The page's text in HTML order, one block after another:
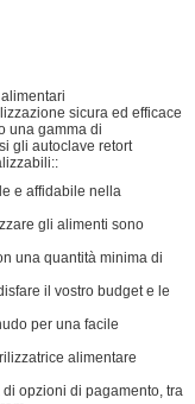
sicura ed efficace
una gamma di
gli autoclave retort
e affidabile nella
gli alimenti sono
una quantità minima di
il vostro budget e le
per una facile
alimentare
opzioni di pagamento, tra